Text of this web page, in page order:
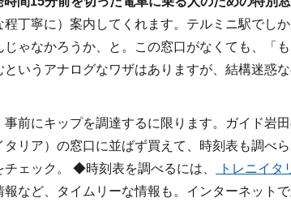
程丁寧に）案内してくれます。テルミニ駅でし
ゃなかろうか、と。この窓口がなくても、「
いうアナログなワザはありますが、結構迷惑
事前にキップを調達するに限ります。ガイド岩
リア）の窓口に並ばず買えて、時刻表も調べ
チェック。 ◆時刻表を調べるには、 トレニイタ
など、タイムリーな情報も。インターネット